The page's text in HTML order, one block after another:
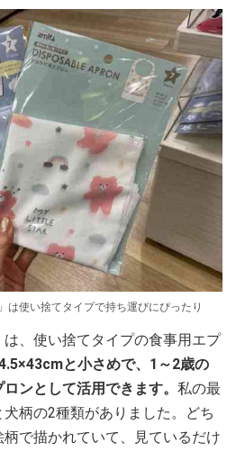
は使い捨てタイプで持ち運びにぴったり
は、使い捨てタイプの食事用エプ
と小さめで、1～2歳の
ンとして活用できます。 私の最
柄の2種類がありました。どち
で描かれていて、見ているだけ